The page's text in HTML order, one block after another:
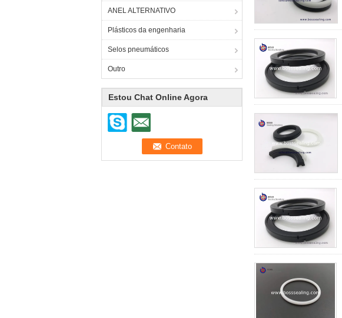
ANEL ALTERNATIVO
Plásticos da engenharia
Selos pneumáticos
Outro
Estou Chat Online Agora